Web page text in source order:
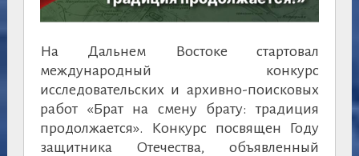
На Дальнем Востоке стартовал
международный конкурс
исследовательских и архивно-поисковых
работ «Брат на смену брату: традиция
продолжается». Конкурс посвящен Году
защитника Отечества, объявленный